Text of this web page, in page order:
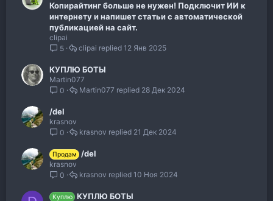
Копирайтинг больше не нужен! Подключит ИИ к
интернету и напишет статьи с автоматической
публикацией на сайт.
clipai
5
12 Янв 2025
clipai
КУПЛЮ БОТЫ
Martin077
0
28 Дек 2024
Martin077
/del
krasnov
0
21 Дек 2024
krasnov
Продам /del
krasnov
0
10 Ноя 2024
krasnov
Куплю КУПЛЮ БОТЫ